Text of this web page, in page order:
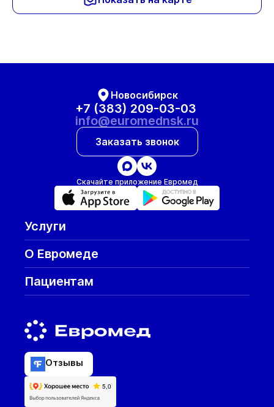
Новосибирск
+7 (383) 209-03-03
info@euromednsk.ru
Заказать звонок
Скачайте приложение Евромед
Услуги
О Евромеде
Пациентам
Отзывы